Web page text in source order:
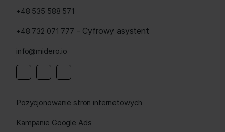
+48 535 588 571
+48 732 071 777 - Cyfrowy asystent
info@midero.io
Pozycjonowanie stron internetowych
Kampanie Google Ads